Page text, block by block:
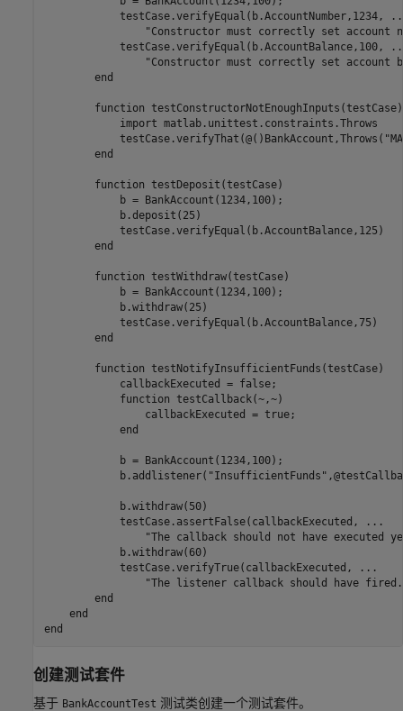
            testCase.verifyEqual(b.AccountNumber,1234,
"Constructor must correctly set account
            testCase.verifyEqual(b.AccountBalance,100,
"Constructor must correctly set account
end
function testConstructorNotEnoughInputs(testCase)
            import
matlab.unittest.constraints.Throws
            testCase.verifyThat(@()BankAccount,Throws(
end
function testDeposit(testCase)
            b = BankAccount(1234,100);
            b.deposit(25)
            testCase.verifyEqual(b.AccountBalance,125)
end
function testWithdraw(testCase)
            b = BankAccount(1234,100);
            b.withdraw(25)
            testCase.verifyEqual(b.AccountBalance,75)
end
function testNotifyInsufficientFunds(testCase)
            callbackExecuted = false;
function testCallback(~,~)
                callbackExecuted = true;
end
            b = BankAccount(1234,100);
            b.addlistener(
"InsufficientFunds"
            b.withdraw(50)
            testCase.assertFalse(callbackExecuted,
...
"The callback should not have executed
            b.withdraw(60)
            testCase.verifyTrue(callbackExecuted,
...
"The listener callback should have
end
end
end
创建测试套件
基于 BankAccountTest 测试类创建一个测试套件。